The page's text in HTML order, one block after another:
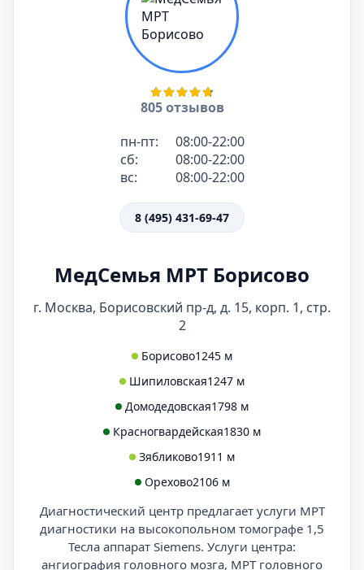
805 отзывов
пн-пт:
08:00-22:00
сб:
08:00-22:00
вс:
08:00-22:00
8 (495) 431-69-47
МедСемья МРТ Борисово
г. Москва, Борисовский пр-д, д. 15, корп. 1, стр.
2
Борисово1245 м
Шипиловская1247 м
Домодедовская1798 м
Красногвардейская1830 м
Зябликово1911 м
Орехово2106 м
Диагностический центр предлагает услуги МРТ
диагностики на высокопольном томографе 1,5
Тесла аппарат Siemens. Услуги центра:
ангиография головного мозга, МРТ головного